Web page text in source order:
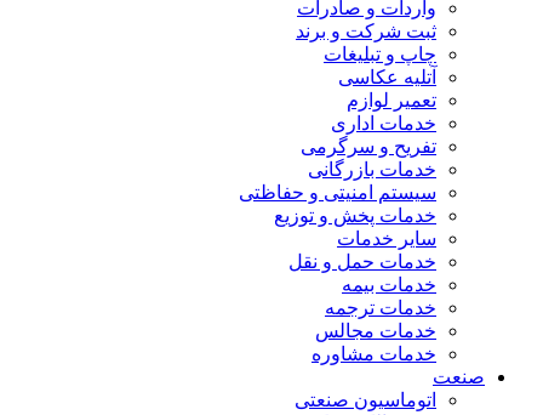
واردات و صادرات
ثبت شرکت و برند
چاپ و تبلیغات
آتلیه عکاسی
تعمیر لوازم
خدمات اداری
تفریح و سرگرمی
خدمات بازرگانی
سیستم امنیتی و حفاظتی
خدمات پخش و توزیع
سایر خدمات
خدمات حمل و نقل
خدمات بیمه
خدمات ترجمه
خدمات مجالس
خدمات مشاوره
صنعت
اتوماسیون صنعتی